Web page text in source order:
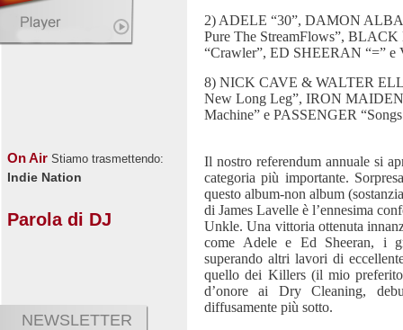
On Air Stiamo trasmettendo:
Indie Nation
Parola di DJ
NEWSLETTER
2) ADELE “30”, DAMON
Pure The StreamFlows”,
“Crawler”, ED SHEERAN “=”
8) NICK CAVE & WALTER
New Long Leg”, IRON MAIDEN
Machine” e PASSENGER
Il nostro referendum annuale si
categoria più importante.
questo album-non album
di James Lavelle è l’ennesima
Unkle. Una vittoria ottenuta
come Adele e Ed Sheeran, i
superando altri lavori di
quello dei Killers (il mio
d’onore ai Dry Cleaning,
diffusamente più sotto.